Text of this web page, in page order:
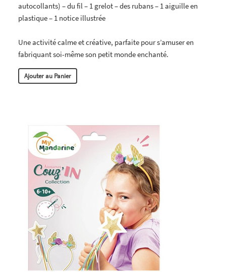
autocollants) – du fil – 1 grelot – des rubans – 1 aiguille en
plastique – 1 notice illustrée
Une activité calme et créative, parfaite pour s’amuser en
fabriquant soi-même son petit monde enchanté.
Ajouter au Panier